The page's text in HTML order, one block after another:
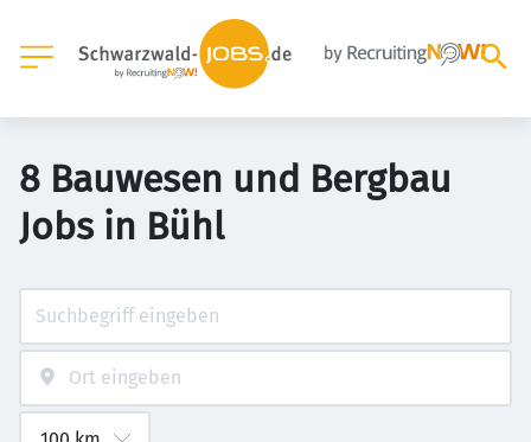
8 Bauwesen und Bergbau
Jobs in Bühl